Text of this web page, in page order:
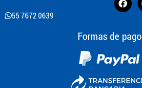
55 7672 0639
Formas de pago